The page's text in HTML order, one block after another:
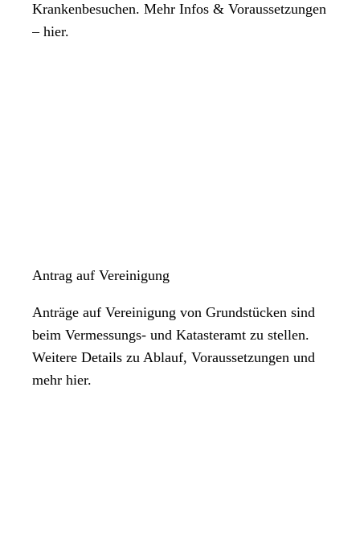
Krankenbesuchen. Mehr Infos & Voraussetzungen
– hier.
Antrag auf Vereinigung
Anträge auf Vereinigung von Grundstücken sind
beim Vermessungs- und Katasteramt zu stellen.
Weitere Details zu Ablauf, Voraussetzungen und
mehr hier.